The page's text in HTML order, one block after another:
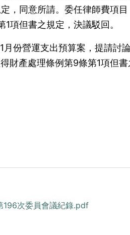
，同意所請。委任律師費項
項但書之規定，決議駁回。
份營運支出預算案，提請討論
財產處理條例第9條第1項但
196次委員會議紀錄.pdf